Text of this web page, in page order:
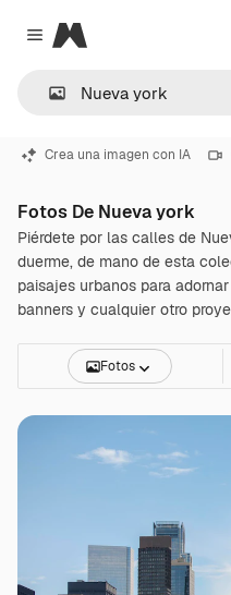
Close menu
Magnific
Crea una imagen con IA
Fotos De Nueva york
Piérdete por las calles de
duerme, de mano de esta
paisajes urbanos para
banners y cualquier otro
Fotos